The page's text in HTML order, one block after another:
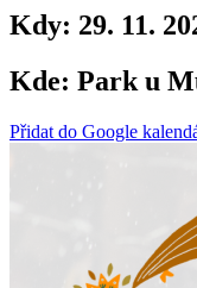
Kdy: 29. 11.
Kde: Park u
Přidat do Google